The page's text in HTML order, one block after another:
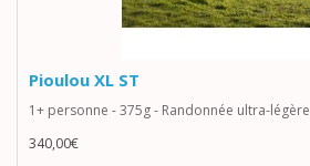
Pioulou XL ST
1+ personne - 375g - Randonnée ultra-légère
340,00€